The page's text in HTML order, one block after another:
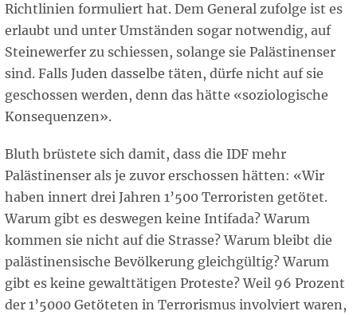
Richtlinien formuliert hat. Dem General zufolge ist es
erlaubt und unter Umständen sogar notwendig, auf
Steinewerfer zu schiessen, solange sie Palästinenser
sind. Falls Juden dasselbe täten, dürfe nicht auf sie
geschossen werden, denn das hätte «soziologische
Konsequenzen».
Bluth brüstete sich damit, dass die IDF mehr
Palästinenser als je zuvor erschossen hätten: «Wir
haben innert drei Jahren 1’500 Terroristen getötet.
Warum gibt es deswegen keine Intifada? Warum
kommen sie nicht auf die Strasse? Warum bleibt die
palästinensische Bevölkerung gleichgültig? Warum
gibt es keine gewalttätigen Proteste? Weil 96 Prozent
der 1’5000 Getöteten in Terrorismus involviert waren,